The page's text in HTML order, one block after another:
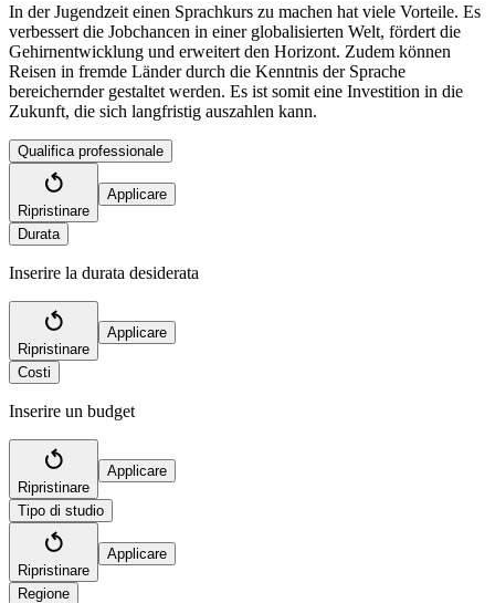
In der Jugendzeit einen Sprachkurs zu machen hat viele Vorteile. Es
verbessert die Jobchancen in einer globalisierten Welt, fördert die
Gehirnentwicklung und erweitert den Horizont. Zudem können
Reisen in fremde Länder durch die Kenntnis der Sprache
bereichernder gestaltet werden. Es ist somit eine Investition in die
Zukunft, die sich langfristig auszahlen kann.
Qualifica professionale
Ripristinare
Applicare
Durata
Inserire la durata desiderata
Ripristinare
Applicare
Costi
Inserire un budget
Ripristinare
Applicare
Tipo di studio
Ripristinare
Applicare
Regione